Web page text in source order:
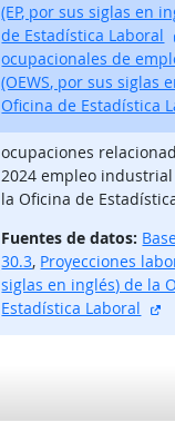
(EP, por sus siglas en
de Estadística Laboral
ocupacionales de
(OEWS, por sus siglas
Oficina de Estadística
ocupaciones
2024 empleo
la Oficina de
Fuentes de datos:
30.3, Proyecciones
siglas en inglés) de la
Estadística Laboral